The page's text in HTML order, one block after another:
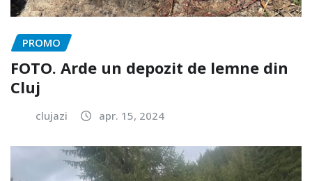
PROMO
FOTO. Arde un depozit de lemne din
Cluj
clujazi apr. 15, 2024